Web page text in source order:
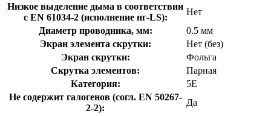
Низкое выделение дыма в соответствии
с EN 61034-2 (исполнение нг-LS):
Нет
Диаметр проводника, мм:
0.5 мм
Экран элемента скрутки:
Нет (без)
Экран скрутки:
Фольга
Скрутка элементов:
Парная
Категория:
5E
Не содержит галогенов (согл. EN 50267-
2-2):
Да